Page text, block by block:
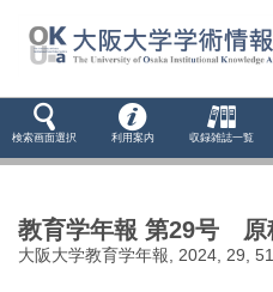
検索画面選択 利用案内 収録雑誌一覧
教育学年報 第29号 原
大阪大学教育学年報, 2024, 29,